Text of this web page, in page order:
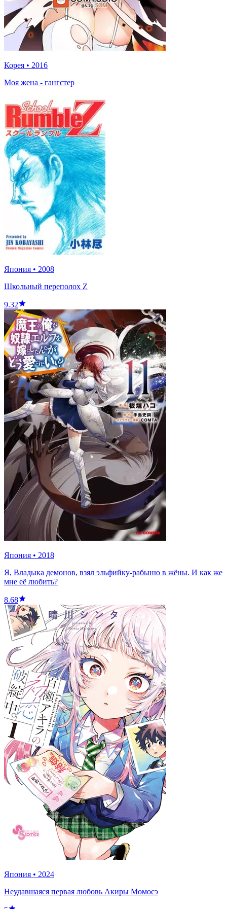
Корея • 2016
Моя жена - гангстер
Япония • 2008
Школьный переполох Z
9.32
Япония • 2018
Я, Владыка демонов, взял эльфийку-рабыню в жёны. И как же
мне её любить?
8.68
Япония • 2024
Неудавшаяся первая любовь Акиры Момосэ